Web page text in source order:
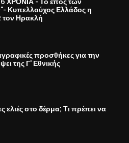
ΧΡΟΝΙΑ - Το έπος των
Κυπελλούχος Ελλάδος η
τον Ηρακλή
προσθήκες για την
της Γ' Εθνικής
ελιές στο δέρμα; Τι πρέπει να